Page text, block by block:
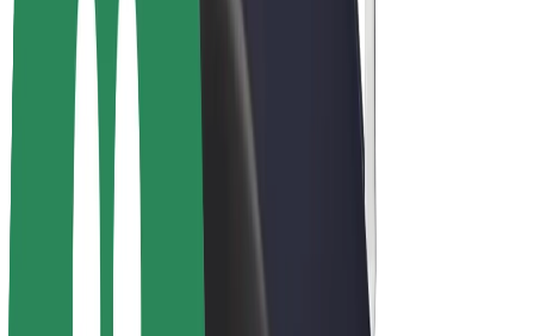
Autovadītāji
Autovadītāja ieņēmumi
Kurjeri
Kurjerpartnera ieņēmumi